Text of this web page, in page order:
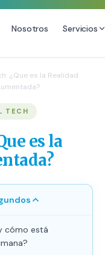
Nosotros Servicios
Producción de Videos
¿Que es la Realidad
TECH
es la
cómo está